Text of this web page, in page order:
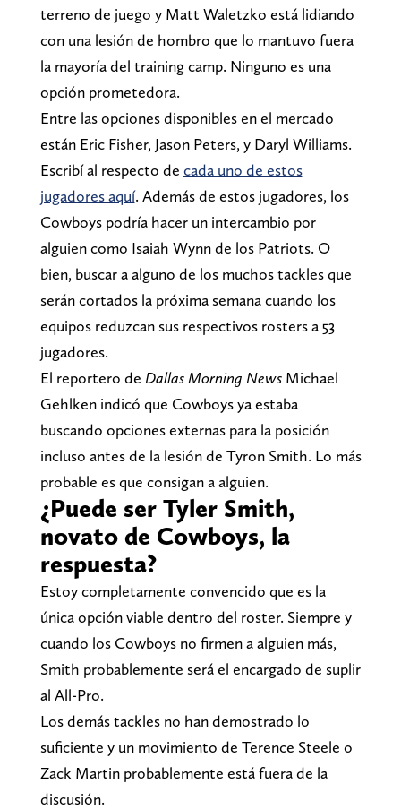
terreno de juego y Matt Waletzko está lidiando
con una lesión de hombro que lo mantuvo fuera
la mayoría del training camp. Ninguno es una
opción prometedora.
Entre las opciones disponibles en el mercado
están Eric Fisher, Jason Peters, y Daryl Williams.
Escribí al respecto de cada uno de estos
jugadores aquí. Además de estos jugadores, los
Cowboys podría hacer un intercambio por
alguien como Isaiah Wynn de los Patriots. O
bien, buscar a alguno de los muchos tackles que
serán cortados la próxima semana cuando los
equipos reduzcan sus respectivos rosters a 53
jugadores.
El reportero de Dallas Morning News Michael
Gehlken indicó que Cowboys ya estaba
buscando opciones externas para la posición
incluso antes de la lesión de Tyron Smith. Lo más
probable es que consigan a alguien.
¿Puede ser Tyler Smith,
novato de Cowboys, la
respuesta?
Estoy completamente convencido que es la
única opción viable dentro del roster. Siempre y
cuando los Cowboys no firmen a alguien más,
Smith probablemente será el encargado de suplir
al All-Pro.
Los demás tackles no han demostrado lo
suficiente y un movimiento de Terence Steele o
Zack Martin probablemente está fuera de la
discusión.